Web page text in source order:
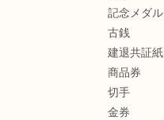
記念メダル
古銭
建退共証紙
商品券
切手
金券